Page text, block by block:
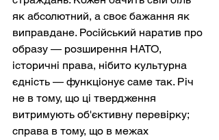
як абсолютний, а своє бажання як
виправдане. Російський наратив про
образу — розширення НАТО,
історичні права, нібито культурна
єдність — функціонує саме так. Річ
не в тому, що ці твердження
витримують об'єктивну перевірку;
справа в тому, що в межах